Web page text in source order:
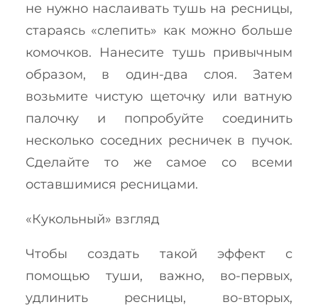
не нужно наслаивать тушь на ресницы,
стараясь «слепить» как можно больше
комочков. Нанесите тушь привычным
образом, в один-два слоя. Затем
возьмите чистую щеточку или ватную
палочку и попробуйте соединить
несколько соседних ресничек в пучок.
Сделайте то же самое со всеми
оставшимися ресницами.
«Кукольный» взгляд
Чтобы создать такой эффект с
помощью туши, важно, во-первых,
удлинить ресницы, во-вторых,